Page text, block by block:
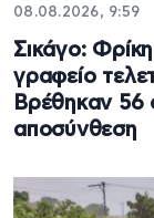
08.08.2026, 9:59
Σικάγο:
γραφείο
Βρέθηκαν 56
αποσύνθεση